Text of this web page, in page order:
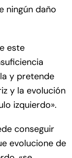
ningún daño
este
y pretende
y la evolución
izquierdo».
conseguir
evolucione de